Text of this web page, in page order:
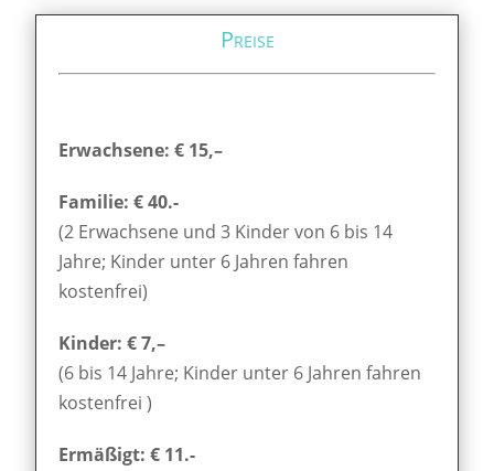
Preise
Erwachsene: € 15,–
Familie: € 40.-
(2 Erwachsene und 3 Kinder von 6 bis 14
Jahre; Kinder unter 6 Jahren fahren
kostenfrei)
Kinder: € 7,–
(6 bis 14 Jahre; Kinder unter 6 Jahren fahren
kostenfrei )
Ermäßigt: € 11.-